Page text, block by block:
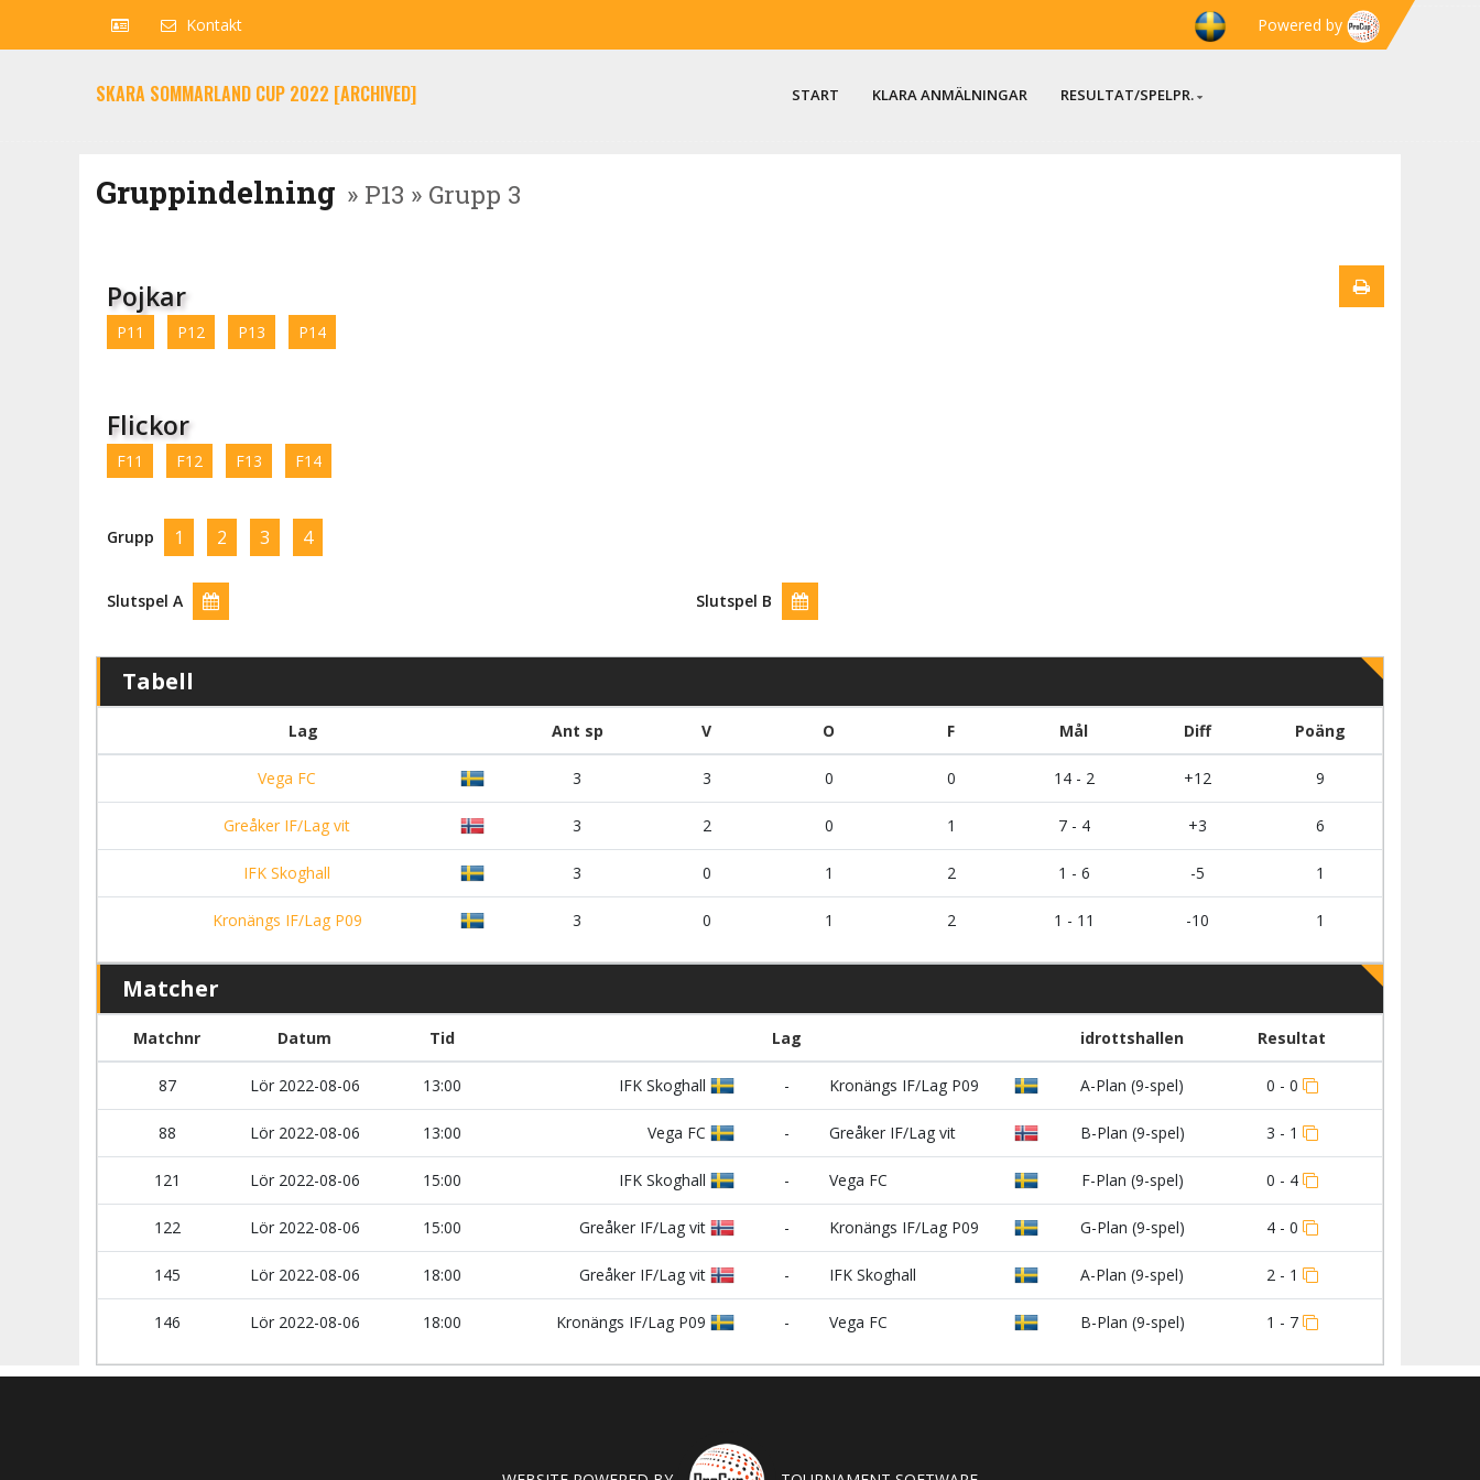
Kontakt Powered by
SKARA SOMMARLAND CUP 2022 [ARCHIVED] START KLARA ANMÄLNINGAR RESULTAT/SPELPR.
Gruppindelning » P13 » Grupp 3
Pojkar
P11 P12 P13 P14
Flickor
F11 F12 F13 F14
Grupp 1 2 3 4
Slutspel A Slutspel B
Tabell
Lag Ant sp V O F Mål Diff Poäng
Vega FC 3 3 0 0 14 - 2 +12 9
Greåker IF/Lag vit 3 2 0 1 7 - 4 +3 6
IFK Skoghall 3 0 1 2 1 - 6 -5 1
Kronängs IF/Lag P09 3 0 1 2 1 - 11 -10 1
Matcher
Matchnr Datum Tid Lag idrottshallen Resultat
87 Lör 2022-08-06 13:00 IFK Skoghall - Kronängs IF/Lag P09 A-Plan (9-spel) 0 - 0
88 Lör 2022-08-06 13:00 Vega FC - Greåker IF/Lag vit B-Plan (9-spel) 3 - 1
121 Lör 2022-08-06 15:00 IFK Skoghall - Vega FC F-Plan (9-spel) 0 - 4
122 Lör 2022-08-06 15:00 Greåker IF/Lag vit - Kronängs IF/Lag P09 G-Plan (9-spel) 4 - 0
145 Lör 2022-08-06 18:00 Greåker IF/Lag vit - IFK Skoghall A-Plan (9-spel) 2 - 1
146 Lör 2022-08-06 18:00 Kronängs IF/Lag P09 - Vega FC B-Plan (9-spel) 1 - 7